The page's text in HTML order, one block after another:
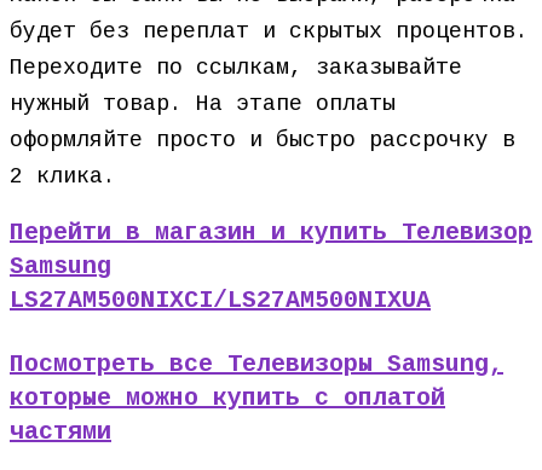
будет без переплат и скрытых процентов.
Переходите по ссылкам, заказывайте
нужный товар. На этапе оплаты
оформляйте просто и быстро рассрочку в
2 клика.
Перейти в магазин и купить Телевизор
Samsung
LS27AM500NIXCI/LS27AM500NIXUA
Посмотреть все Телевизоры Samsung,
которые можно купить с оплатой
частями